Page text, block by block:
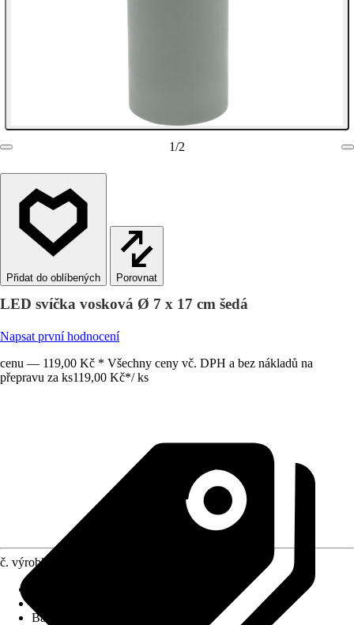
1/2
Porovnat
LED svíčka vosková Ø 7 x 17 cm šedá
Napsat první hodnocení
cenu — 119,00 Kč * Všechny ceny vč. DPH a bez nákladů na
přepravu za ks119,00 Kč*/ ks
č. výrobku
Barva světla